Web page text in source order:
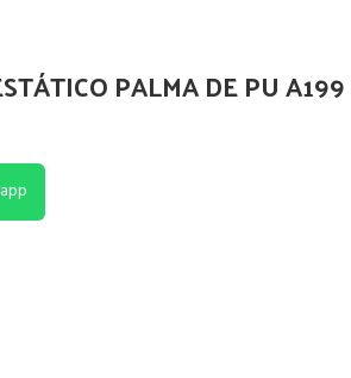
PALMA DE PU A199